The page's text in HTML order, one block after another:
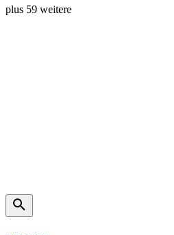
plus 59 weitere